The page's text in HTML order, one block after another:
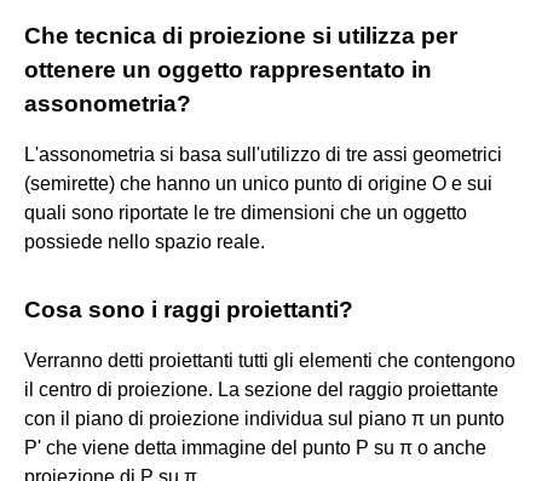
Che tecnica di proiezione si utilizza per
ottenere un oggetto rappresentato in
assonometria?
L'assonometria si basa sull'utilizzo di tre assi geometrici
(semirette) che hanno un unico punto di origine O e sui
quali sono riportate le tre dimensioni che un oggetto
possiede nello spazio reale.
Cosa sono i raggi proiettanti?
Verranno detti proiettanti tutti gli elementi che contengono
il centro di proiezione. La sezione del raggio proiettante
con il piano di proiezione individua sul piano π un punto
P' che viene detta immagine del punto P su π o anche
proiezione di P su π.